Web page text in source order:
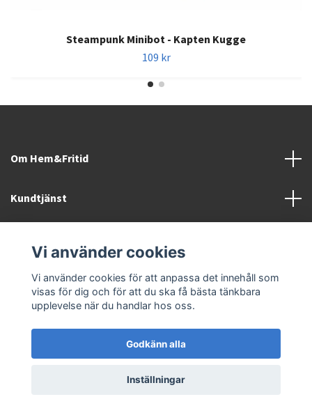
Steampunk Minibot - Kapten Kugge
109 kr
Om Hem&Fritid
Kundtjänst
Sociala medier
© 2026 Hem&Fritid i Sävsjö AB
Vi använder cookies
Vi använder cookies för att anpassa det innehåll som
visas för dig och för att du ska få bästa tänkbara
upplevelse när du handlar hos oss.
Godkänn alla
Inställningar